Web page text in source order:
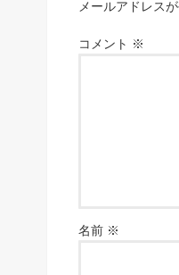
メールアドレス
コメント ※
名前 ※